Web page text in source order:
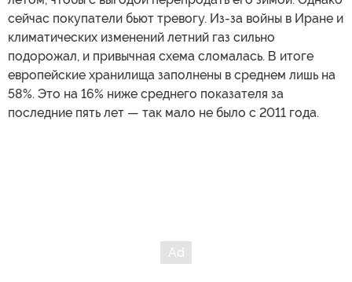
сейчас покупатели бьют тревогу. Из-за войны в Иране и
климатических изменений летний газ сильно
подорожал, и привычная схема сломалась. В итоге
европейские хранилища заполнены в среднем лишь на
58%. Это на 16% ниже среднего показателя за
последние пять лет — так мало не было с 2011 года.